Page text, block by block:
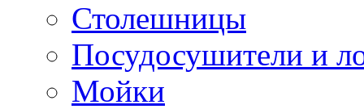
Столешницы
Посудосушители и
Мойки